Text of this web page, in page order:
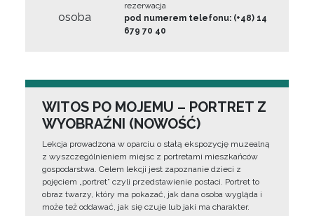
osoba
rezerwacja
pod numerem telefonu: (+48) 14
679 70 40
WITOS PO MOJEMU – PORTRET Z
WYOBRAŹNI (NOWOŚĆ)
Lekcja prowadzona w oparciu o stałą ekspozycję muzealną
z wyszczególnieniem miejsc z portretami mieszkańców
gospodarstwa. Celem lekcji jest zapoznanie dzieci z
pojęciem „portret” czyli przedstawienie postaci. Portret to
obraz twarzy, który ma pokazać, jak dana osoba wygląda i
może też oddawać, jak się czuje lub jaki ma charakter.